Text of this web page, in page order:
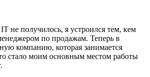
не получилось, я устроился тем, кем
по продажам. Теперь в
компанию, которая занимается
стало моим основным местом работы